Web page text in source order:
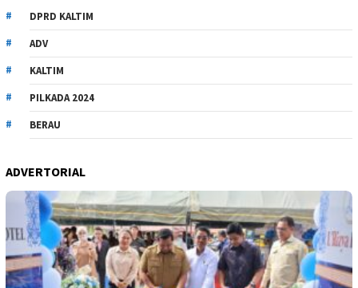
DPRD KALTIM
ADV
KALTIM
PILKADA 2024
BERAU
ADVERTORIAL